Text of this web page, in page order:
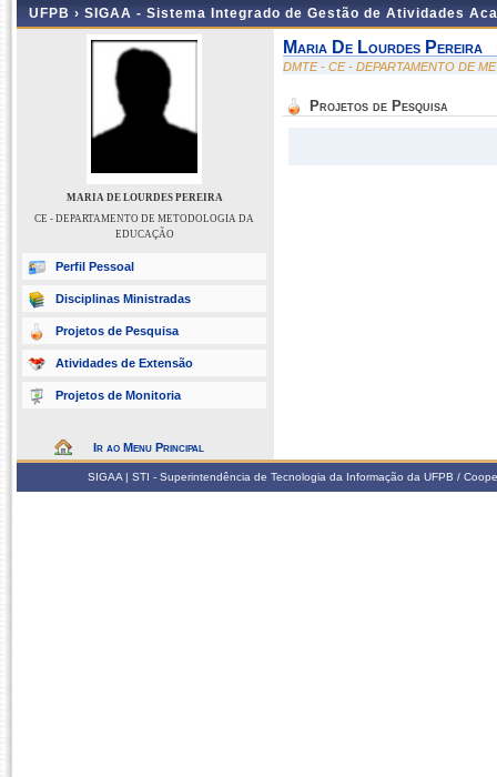
UFPB › SIGAA - Sistema Integrado de Gestão de Atividades
MARIA DE LOURDES PEREIRA
CE - DEPARTAMENTO DE METODOLOGIA DA
EDUCAÇÃO
Perfil Pessoal
Disciplinas Ministradas
Projetos de Pesquisa
Atividades de Extensão
Projetos de Monitoria
Ir ao Menu Principal
Maria De Lourdes Pereira
DMTE - CE - DEPARTAMENTO DE
Projetos de Pesquisa
SIGAA | STI - Superintendência de Tecnologia da Informação da UFPB /